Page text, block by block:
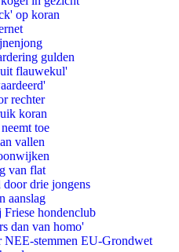
op koran
gulden
flauwekul'
rechter
koran
toe
vallen
van flat
drie jongens
aanslag
hondenclub
dan van homo'
NEE-stemmen EU-Grondwet